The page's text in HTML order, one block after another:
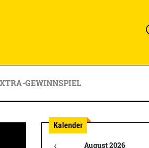
GEWINNSPIEL
‹ August 2026